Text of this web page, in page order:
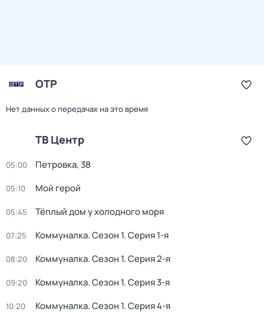
ОТР
Нет данных о передачах на это время
ТВ Центр
05:00 Петровка, 38
05:10 Мой герой
05:45 Тёплый дом у холодного моря
07:25 Коммуналка. Сезон 1. Серия 1-я
08:20 Коммуналка. Сезон 1. Серия 2-я
09:20 Коммуналка. Сезон 1. Серия 3-я
10:20 Коммуналка. Сезон 1. Серия 4-я